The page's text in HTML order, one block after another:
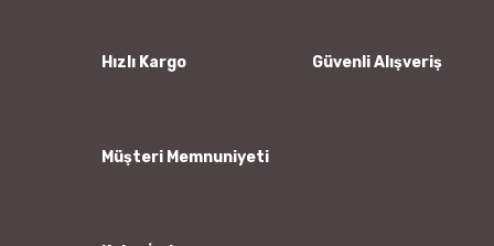
Ürün bilgilerinde hatalar bulunuyor.
Hızlı Kargo Güvenli Alışveriş
Müşteri Memnuniyeti